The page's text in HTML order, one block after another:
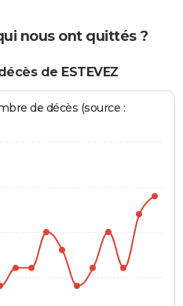
nous ont quittés ?
de ESTEVEZ
de décès (source :